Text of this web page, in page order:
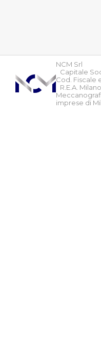
NCM Srl
Capitale
Cod. Fiscale
R.E.A.
imprese di